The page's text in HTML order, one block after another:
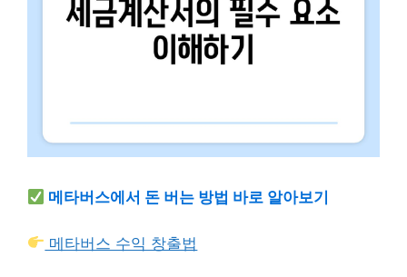
메타버스에서 돈 버는 방법 바로 알아보기
메타버스 수익 창출법